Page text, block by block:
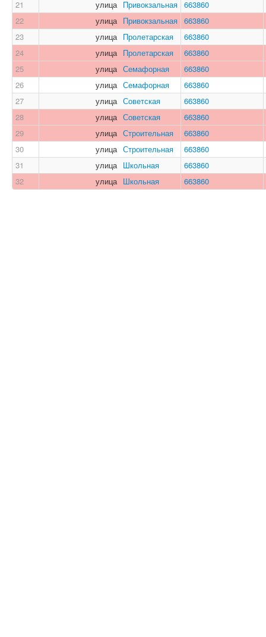
21
улица Привокзальная 663860
22
улица Привокзальная 663860
23
улица Пролетарская
663860
24
улица Пролетарская
663860
25
улица Семафорная
663860
26
улица Семафорная
663860
27
улица Советская
663860
28
улица Советская
663860
29
улица Строительная
663860
30
улица Строительная
663860
31
улица Школьная
663860
32
улица Школьная 663860